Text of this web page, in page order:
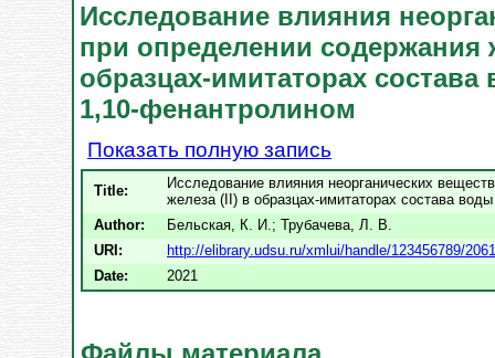
Исследование влияния
при определении содержания
образцах-имитаторах
1,10-фенантролином
Показать полную запись
Title:
Исследование влияния неорганических
железа (II) в образцах-имитаторах состава
Author:
Бельская, К. И.; Трубачева, Л. В.
URI:
http://elibrary.udsu.ru/xmlui/handle/123456789/
Date:
2021